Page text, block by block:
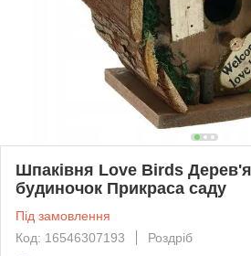
Шпаківня Love Birds
будиночок Прикраса саду
Під замовлення
Код: 16546307193
Роздріб